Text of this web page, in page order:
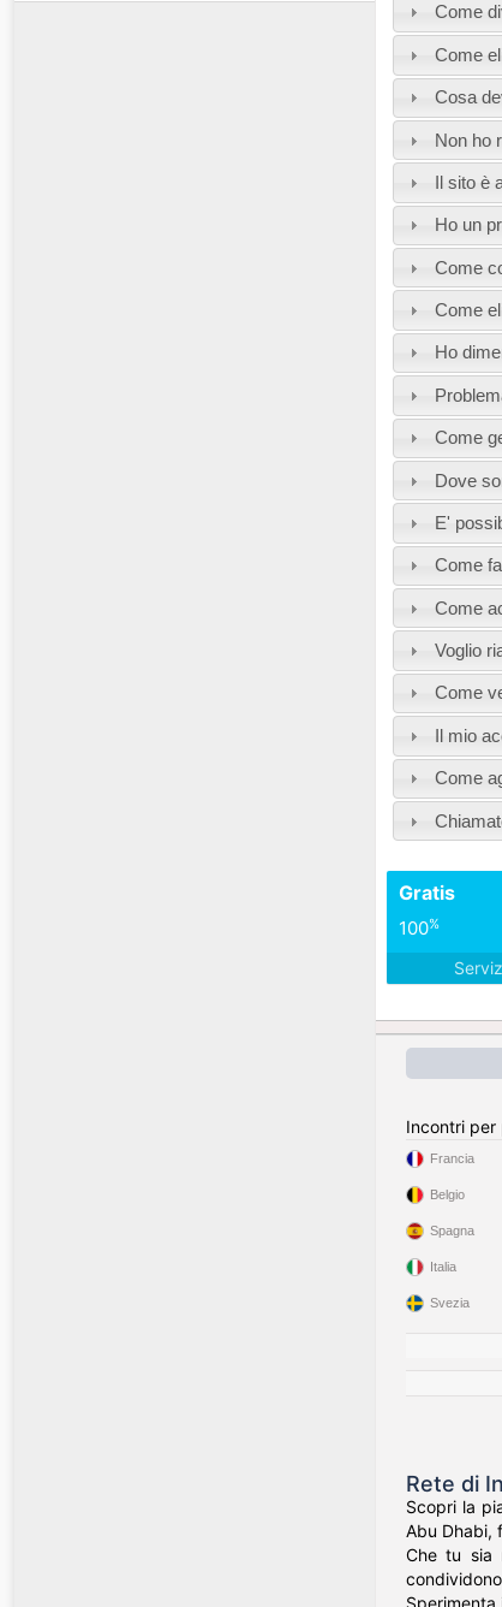
Come
Come
Cosa
Non ho
Il sito è
Ho un
Come
Come
Ho
Come
Dove
E'
Come
Come
Voglio
Come
Il mio
Come
Gratis
100%
Incontri per
Francia
Belgio
Spagna
Italia
Svezia
Rete di
Scopri la
Abu Dhabi,
Che tu sia